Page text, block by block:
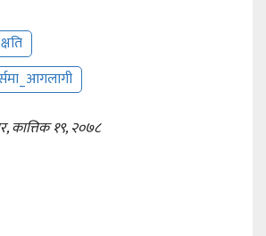
कात्तिक १९, २०७८